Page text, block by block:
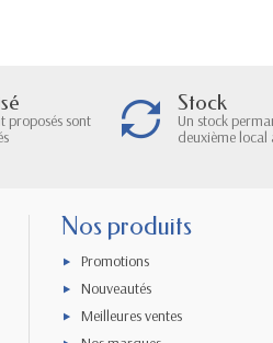
proposés sont
Stock
Un stock
deuxième local
Nos produits
Promotions
Nouveautés
Meilleures ventes